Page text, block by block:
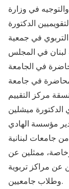
والتوجيه في وزارة
الدكتورة
في جمعية
لبنان في المجلس
في الجامعة
في جامعة
مركز التقييم
الدكتورة ميشلين
مؤسسة الهادي
جامعات لبنانية
ممثلين عن
عن مراكز تربوية
وطلاب جامعيين.